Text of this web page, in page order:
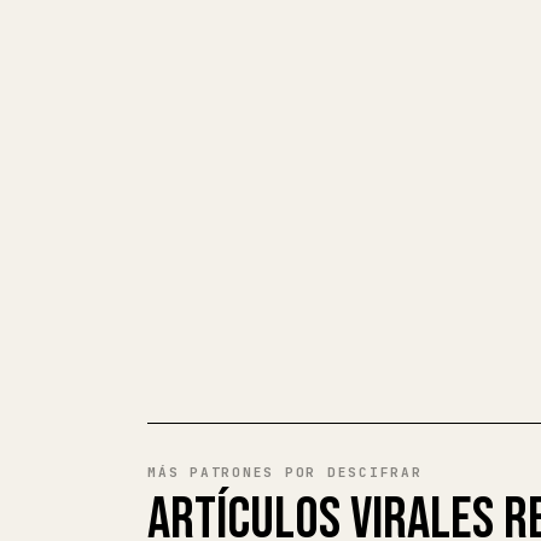
MÁS PATRONES POR DESCIFRAR
ARTÍCULOS VIRALES